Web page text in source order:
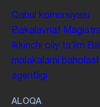
Qabul komissiyasi
Bakalavriat
Ikkinchi oliy taʼlim
malakalarni baholash
agentligi
ALOQA